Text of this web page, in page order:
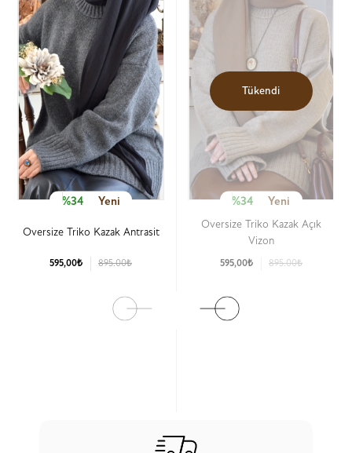
%34 Yeni
Oversize Triko Kazak Antrasit
595,00₺ 895.00₺
Tükendi
%34 Yeni
Oversize Triko Kazak Açık
Vizon
595,00₺ 895.00₺